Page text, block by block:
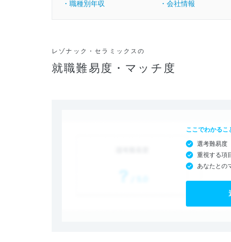
・職種別年収 ・会社情報
レゾナック・セラミックスの
就職難易度・マッチ度
ここでわかるこ
選考難易度
重視する項
あなたとの